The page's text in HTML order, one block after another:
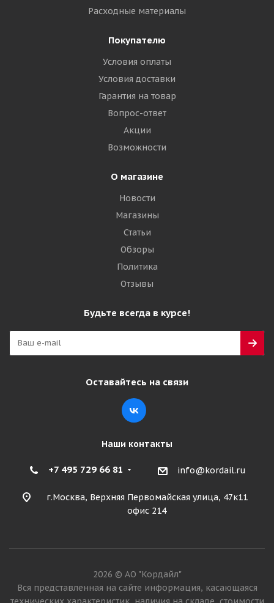
Расходные материалы
Покупателю
Условия оплаты
Условия доставки
Гарантия на товар
Вопрос-ответ
Акции
Возможности
О магазине
Новости
Магазины
Статьи
Обзоры
Политика
Отзывы
Будьте всегда в курсе!
Оставайтесь на связи
Наши контакты
+7 495 729 66 81 info@kordail.ru
г.Москва, Верхняя Первомайская улица, 47к11
офис 214
2026 © АО "Кордайл"
Вся представленная на сайте информация, касающаяся